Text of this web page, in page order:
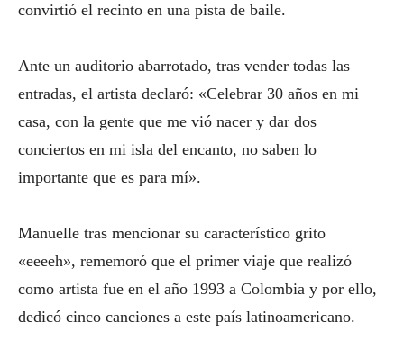
convirtió el recinto en una pista de baile.
Ante un auditorio abarrotado, tras vender todas las
entradas, el artista declaró: «Celebrar 30 años en mi
casa, con la gente que me vió nacer y dar dos
conciertos en mi isla del encanto, no saben lo
importante que es para mí».
Manuelle tras mencionar su característico grito
«eeeeh», rememoró que el primer viaje que realizó
como artista fue en el año 1993 a Colombia y por ello,
dedicó cinco canciones a este país latinoamericano.